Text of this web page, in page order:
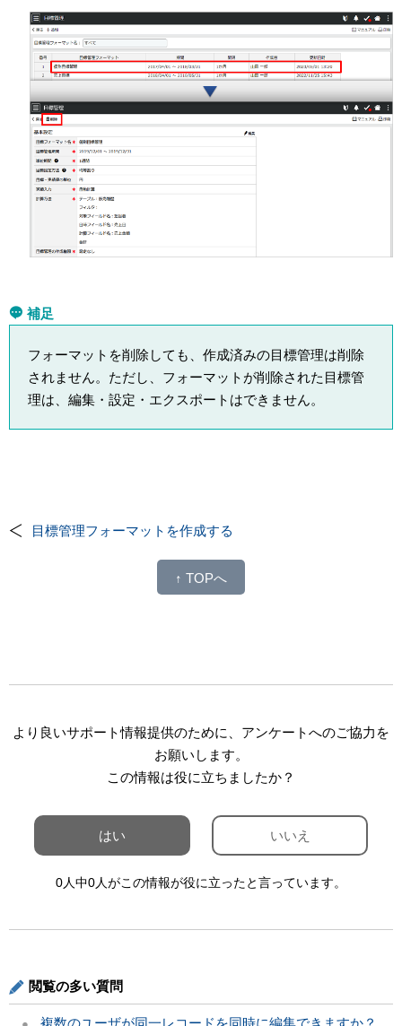
補足
フォーマットを削除しても、作成済みの目標管理は削除
されません。ただし、フォーマットが削除された目標管
理は、編集・設定・エクスポートはできません。
目標管理フォーマットを作成する
↑ TOPへ
より良いサポート情報提供のために、アンケートへのご協力を
お願いします。
この情報は役に立ちましたか？
はい いいえ
0人中0人がこの情報が役に立ったと言っています。
閲覧の多い質問
複数のユーザが同一レコードを同時に編集できますか？